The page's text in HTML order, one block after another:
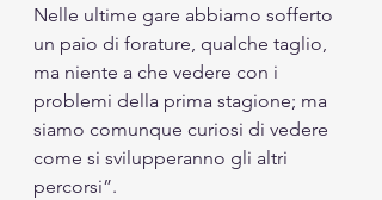
Nelle ultime gare abbiamo sofferto
un paio di forature, qualche taglio,
ma niente a che vedere con i
problemi della prima stagione; ma
siamo comunque curiosi di vedere
come si svilupperanno gli altri
percorsi”.